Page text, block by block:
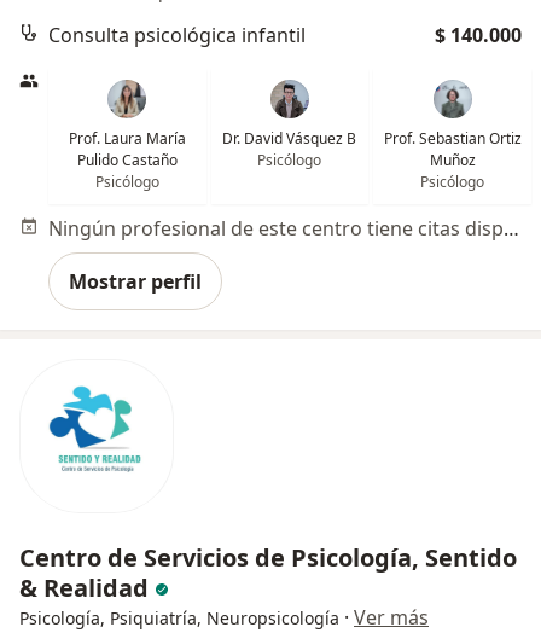
Consulta psicológica infantil $ 140.000
Prof. Laura María
Pulido Castaño
Psicólogo
Dr. David Vásquez B
Psicólogo
Prof. Sebastian Ortiz
Muñoz
Psicólogo
Ningún profesional de este centro tiene citas disponibles
Mostrar perfil
Centro de Servicios de Psicología, Sentido
& Realidad
Psicología, Psiquiatría, Neuropsicología · Ver más